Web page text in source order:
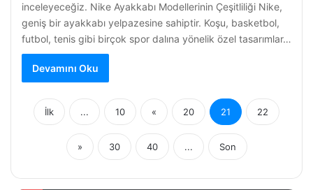
inceleyeceğiz. Nike Ayakkabı Modellerinin Çeşitliliği Nike,
geniş bir ayakkabı yelpazesine sahiptir. Koşu, basketbol,
futbol, tenis gibi birçok spor dalına yönelik özel tasarımlar…
Devamını Oku
İlk ... 10 « 20 21 22
» 30 40 ... Son